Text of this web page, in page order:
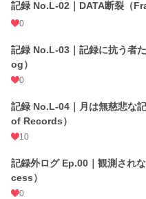
記録 No.L-02｜DATA断裂（
0
記録 No.L-03｜記録に抗う者
og）
0
記録 No.L-04｜月は無慈悲な
of Records）
10
記録外ログ Ep.00｜観測され
cess）
0